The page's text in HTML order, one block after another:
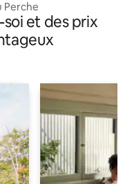
Perche
et des prix